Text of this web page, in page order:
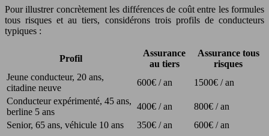
Pour illustrer concrètement les différences de coût entre les formules
tous risques et au tiers, considérons trois profils de conducteurs
typiques :
Profil
Assurance
au tiers
Assurance tous
risques
Jeune conducteur, 20 ans,
citadine neuve
600€ / an
1500€ / an
Conducteur expérimenté, 45 ans,
berline 5 ans
400€ / an
800€ / an
Senior, 65 ans, véhicule 10 ans
350€ / an 600€ / an